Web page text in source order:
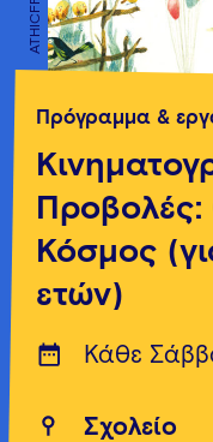
ATHICFF
Πρόγραμμα &
Κόσμος
ετών)
Κάθε
Σχολείο